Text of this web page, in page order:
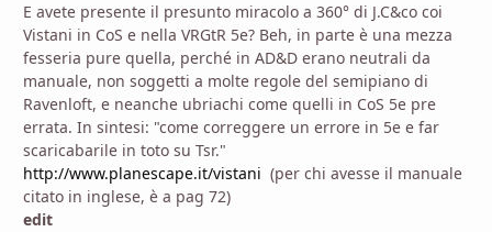
E avete presente il presunto miracolo a 360° di J.C&co coi
Vistani in CoS e nella VRGtR 5e? Beh, in parte è una mezza
fesseria pure quella, perché in AD&D erano neutrali da
manuale, non soggetti a molte regole del semipiano di
Ravenloft, e neanche ubriachi come quelli in CoS 5e pre
errata. In sintesi: "come correggere un errore in 5e e far
scaricabarile in toto su Tsr."
http://www.planescape.it/vistani (per chi avesse il manuale
citato in inglese, è a pag 72)
edit